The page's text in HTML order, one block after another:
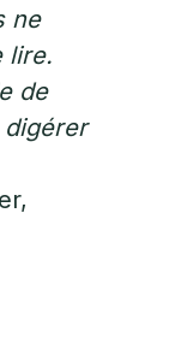
ne
lire.
de
digérer